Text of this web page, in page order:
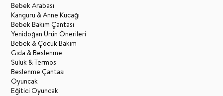
Bebek Arabası
Kanguru & Anne Kucağı
Bebek Bakım Çantası
Yenidoğan Ürün Önerileri
Bebek & Çocuk Bakım
Gıda & Beslenme
Suluk & Termos
Beslenme Çantası
Oyuncak
Eğitici Oyuncak